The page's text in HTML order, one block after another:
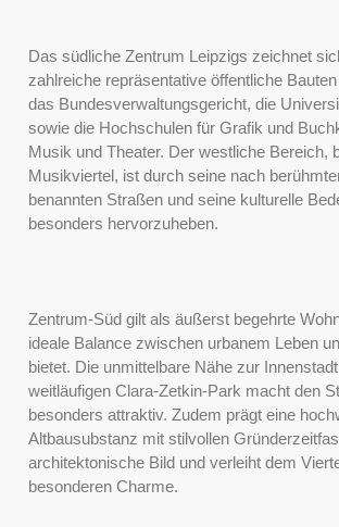
Das südliche Zentrum Leipzigs zeichnet
zahlreiche repräsentative öffentliche
das Bundesverwaltungsgericht, die
sowie die Hochschulen für Grafik und
Musik und Theater. Der westliche Bereich,
Musikviertel, ist durch seine nach
benannten Straßen und seine kulturelle
besonders hervorzuheben.
Zentrum-Süd gilt als äußerst begehrte
ideale Balance zwischen urbanem Leben
bietet. Die unmittelbare Nähe zur
weitläufigen Clara-Zetkin-Park macht den
besonders attraktiv. Zudem prägt eine
Altbausubstanz mit stilvollen
architektonische Bild und verleiht dem
besonderen Charme.